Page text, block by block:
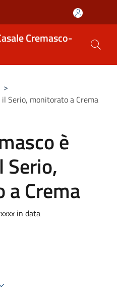
Cremasco-
>
il Serio, monitorato a Crema
è
Crema
in data